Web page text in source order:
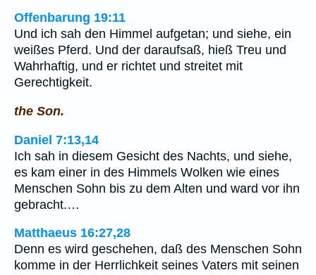
Offenbarung 19:11
Und ich sah den Himmel aufgetan; und siehe, ein
weißes Pferd. Und der daraufsaß, hieß Treu und
Wahrhaftig, und er richtet und streitet mit
Gerechtigkeit.
the Son.
Daniel 7:13,14
Ich sah in diesem Gesicht des Nachts, und siehe,
es kam einer in des Himmels Wolken wie eines
Menschen Sohn bis zu dem Alten und ward vor ihn
gebracht.…
Matthaeus 16:27,28
Denn es wird geschehen, daß des Menschen Sohn
komme in der Herrlichkeit seines Vaters mit seinen